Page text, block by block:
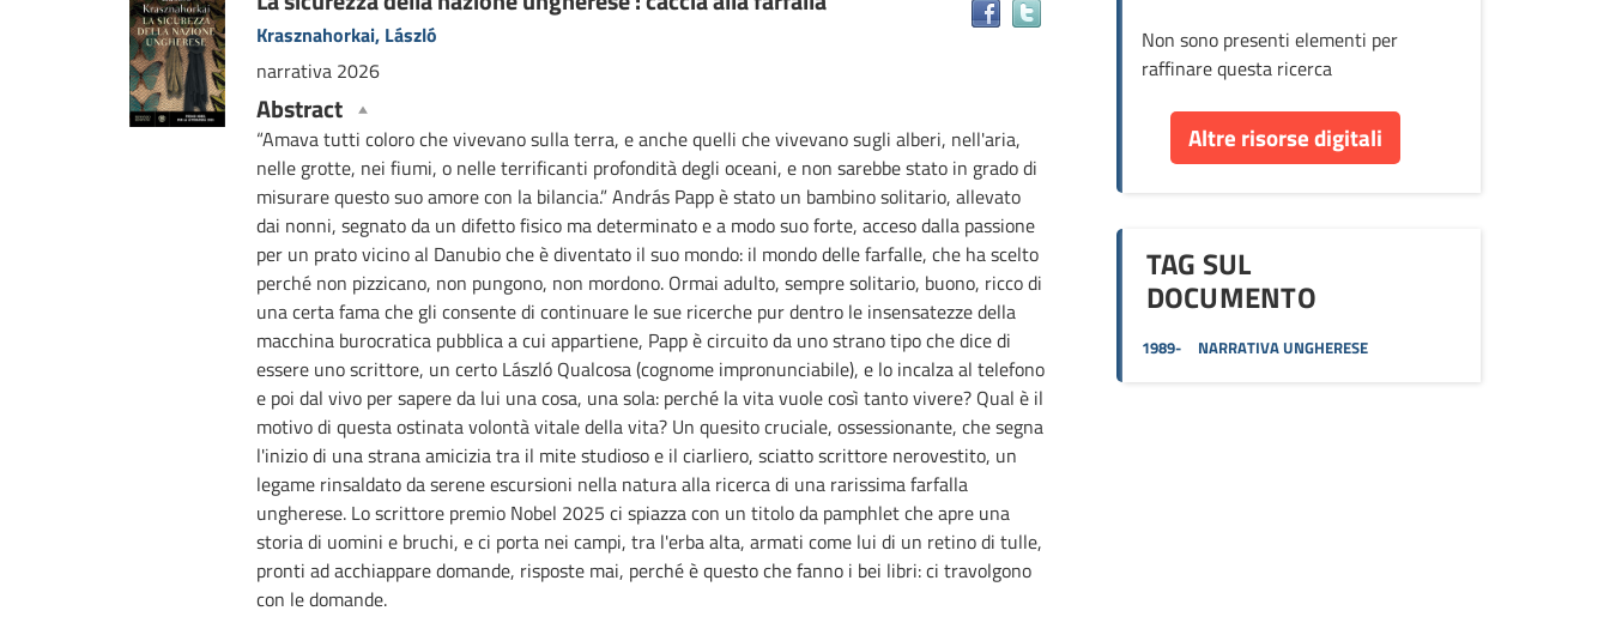
del
documento
Krasznahorkai, László
narrativa 2026
Abstract
“Amava tutti coloro che vivevano sulla terra, e anche quelli che vivevano sugli alberi, nell'aria,
nelle grotte, nei fiumi, o nelle terrificanti profondità degli oceani, e non sarebbe stato in grado di
misurare questo suo amore con la bilancia.” András Papp è stato un bambino solitario, allevato
dai nonni, segnato da un difetto fisico ma determinato e a modo suo forte, acceso dalla passione
per un prato vicino al Danubio che è diventato il suo mondo: il mondo delle farfalle, che ha scelto
perché non pizzicano, non pungono, non mordono. Ormai adulto, sempre solitario, buono, ricco di
una certa fama che gli consente di continuare le sue ricerche pur dentro le insensatezze della
macchina burocratica pubblica a cui appartiene, Papp è circuito da uno strano tipo che dice di
essere uno scrittore, un certo László Qualcosa (cognome impronunciabile), e lo incalza al telefono
e poi dal vivo per sapere da lui una cosa, una sola: perché la vita vuole così tanto vivere? Qual è il
motivo di questa ostinata volontà vitale della vita? Un quesito cruciale, ossessionante, che segna
l'inizio di una strana amicizia tra il mite studioso e il ciarliero, sciatto scrittore nerovestito, un
legame rinsaldato da serene escursioni nella natura alla ricerca di una rarissima farfalla
ungherese. Lo scrittore premio Nobel 2025 ci spiazza con un titolo da pamphlet che apre una
storia di uomini e bruchi, e ci porta nei campi, tra l'erba alta, armati come lui di un retino di tulle,
pronti ad acchiappare domande, risposte mai, perché è questo che fanno i bei libri: ci travolgono
con le domande.
Non sono presenti elementi per
raffinare questa ricerca
Altre risorse digitali
TAG SUL
DOCUMENTO
1989- NARRATIVA UNGHERESE